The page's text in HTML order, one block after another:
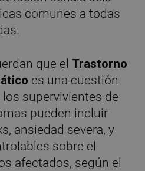
comunes a todas
que elTrastorno
es una cuestión
supervivientes de
pueden incluir
ansiedad severa, y
sobre el
afectados, según el